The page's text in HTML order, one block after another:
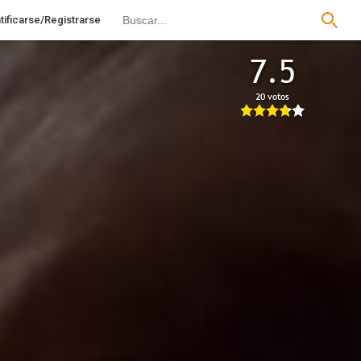
Registrarse
7.5
20 votos